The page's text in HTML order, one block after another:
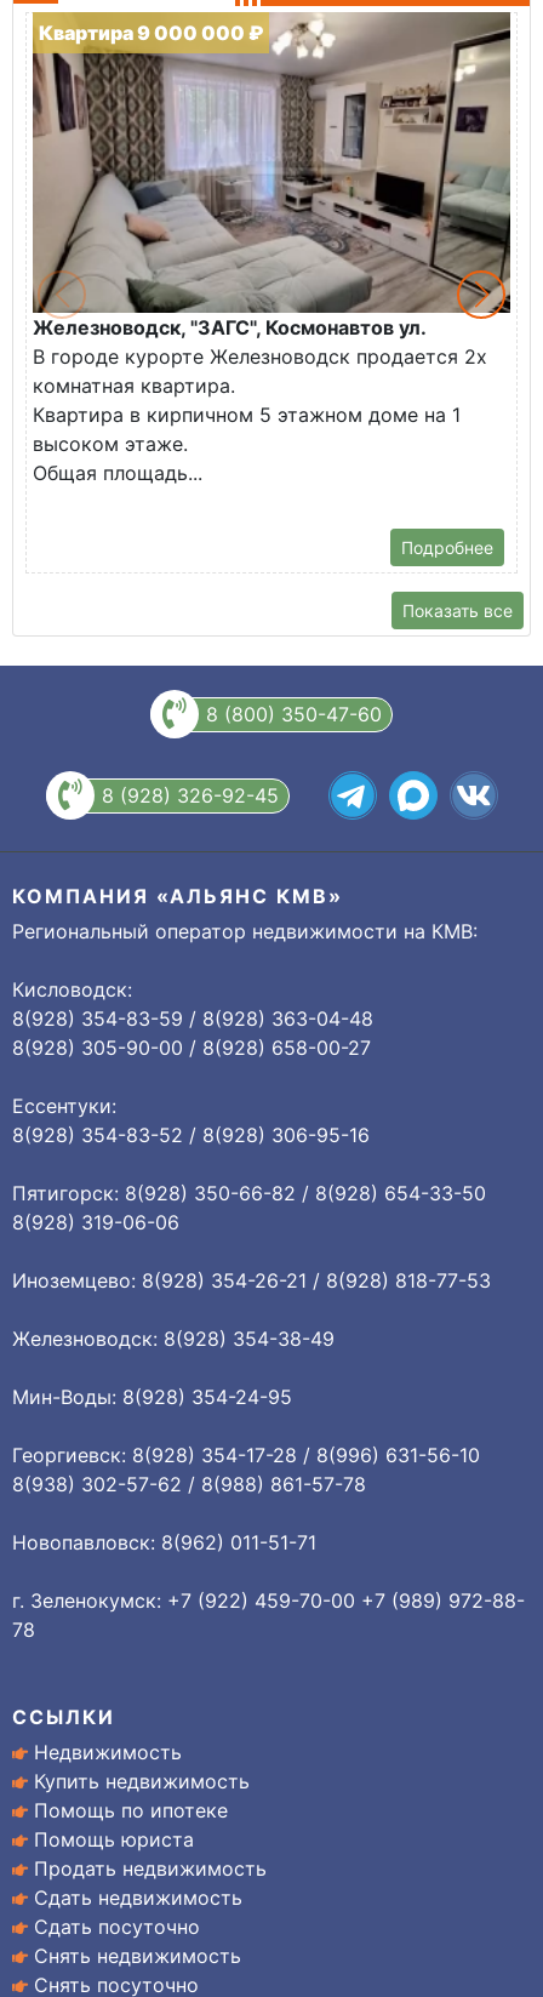
Квартира 9 000 000 ₽
Железноводск, "ЗАГС", Космонавтов ул.
В городе курорте Железноводск продается 2х
комнатная квартира.
Квартира в кирпичном 5 этажном доме на 1
высоком этаже.
Общая площадь...
Подробнее
Показать все
8 (800) 350-47-60
8 (928) 326-92-45
КОМПАНИЯ «АЛЬЯНС КМВ»
Региональный оператор недвижимости на КМВ:
Кисловодск:
8(928) 354-83-59 / 8(928) 363-04-48
8(928) 305-90-00 / 8(928) 658-00-27
Ессентуки:
8(928) 354-83-52 / 8(928) 306-95-16
Пятигорск: 8(928) 350-66-82 / 8(928) 654-33-50
8(928) 319-06-06
Иноземцево: 8(928) 354-26-21 / 8(928) 818-77-53
Железноводск: 8(928) 354-38-49
Мин-Воды: 8(928) 354-24-95
Георгиевск: 8(928) 354-17-28 / 8(996) 631-56-10
8(938) 302-57-62 / 8(988) 861-57-78
Новопавловск: 8(962) 011-51-71
г. Зеленокумск: +7 (922) 459-70-00 +7 (989) 972-88-
78
ССЫЛКИ
Недвижимость
Купить недвижимость
Помощь по ипотеке
Помощь юриста
Продать недвижимость
Сдать недвижимость
Сдать посуточно
Снять недвижимость
Снять посуточно